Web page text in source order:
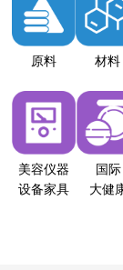
原料 材料
美容仪器
设备家具
国际
大健